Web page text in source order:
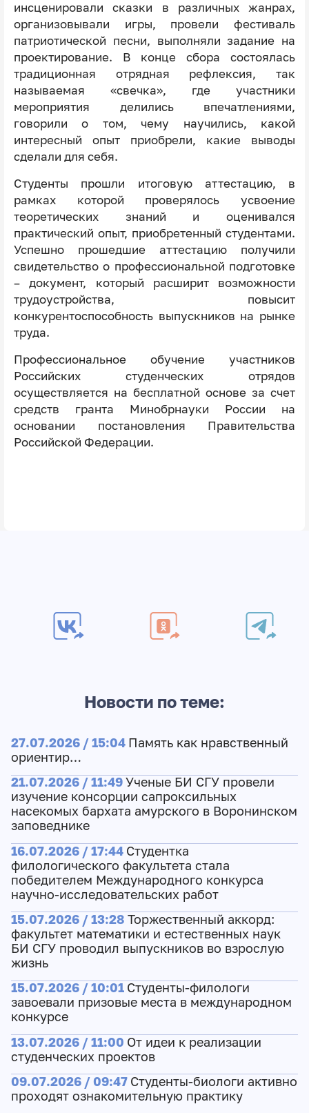
инсценировали сказки в различных жанрах,
организовывали игры, провели фестиваль
патриотической песни, выполняли задание на
проектирование. В конце сбора состоялась
традиционная отрядная рефлексия, так
называемая «свечка», где участники
мероприятия делились впечатлениями,
говорили о том, чему научились, какой
интересный опыт приобрели, какие выводы
сделали для себя.
Студенты прошли итоговую аттестацию, в
рамках которой проверялось усвоение
теоретических знаний и оценивался
практический опыт, приобретенный студентами.
Успешно прошедшие аттестацию получили
свидетельство о профессиональной подготовке
– документ, который расширит возможности
трудоустройства, повысит
конкурентоспособность выпускников на рынке
труда.
Профессиональное обучение участников
Российских студенческих отрядов
осуществляется на бесплатной основе за счет
средств гранта Минобрнауки России на
основании постановления Правительства
Российской Федерации.
Новости по теме:
27.07.2026 / 15:04 Память как нравственный
ориентир…
21.07.2026 / 11:49Ученые БИ СГУ провели
изучение консорции сапроксильных
насекомых бархата амурского в Воронинском
заповеднике
16.07.2026 / 17:44 Студентка
филологического факультета стала
победителем Международного конкурса
научно-исследовательских работ
15.07.2026 / 13:28 Торжественный аккорд:
факультет математики и естественных наук
БИ СГУ проводил выпускников во взрослую
жизнь
15.07.2026 / 10:01 Студенты-филологи
завоевали призовые места в международном
конкурсе
13.07.2026 / 11:00 От идеи к реализации
студенческих проектов
09.07.2026 / 09:47 Студенты-биологи активно
проходят ознакомительную практику